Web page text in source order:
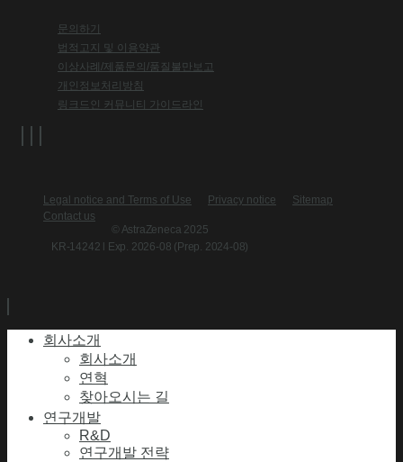
문의하기
법적고지 및 이용약관
이상사례/제품문의/품질불만보고
개인정보처리방침
링크드인 커뮤니티 가이드라인
Legal notice and Terms of Use Privacy notice
Sitemap
Contact us
© AstraZeneca 2025
KR-14242 l Exp. 2026-08 (Prep. 2024-08)
회사소개
회사소개
연혁
찾아오시는 길
연구개발
R&D
연구개발 전략